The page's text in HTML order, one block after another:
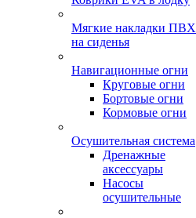
Мягкие накладки ПВХ
на сиденья
Навигационные огни
Круговые огни
Бортовые огни
Кормовые огни
Осушительная система
Дренажные
аксессуары
Насосы
осушительные